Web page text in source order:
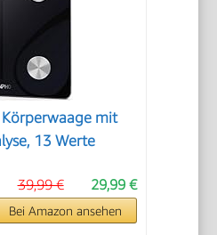
Körperwaage mit
13 Werte
29,99 €
39,99 €
Bei Amazon ansehen